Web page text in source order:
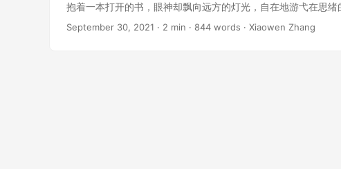
抱着一本打开的书，眼神却飘向远方的灯光，自在地游弋在思绪
September 30, 2021 · 2 min · 844 words · Xiaowen Zhang